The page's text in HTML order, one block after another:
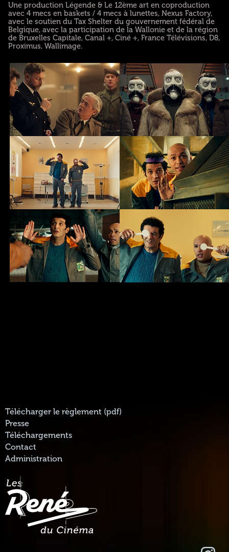
Une production Légende & Le 12ème art en coproduction
avec 4 mecs en baskets / 4 mecs à lunettes, Nexus Factory,
avec le soutien du Tax Shelter du gouvernement fédéral de
Belgique, avec la participation de la Wallonie et de la région
de Bruxelles Capitale, Canal +, Ciné +, France Télévisions, D8,
Proximus, Wallimage.
Télécharger le règlement (pdf)
Presse
Téléchargements
Contact
Administration